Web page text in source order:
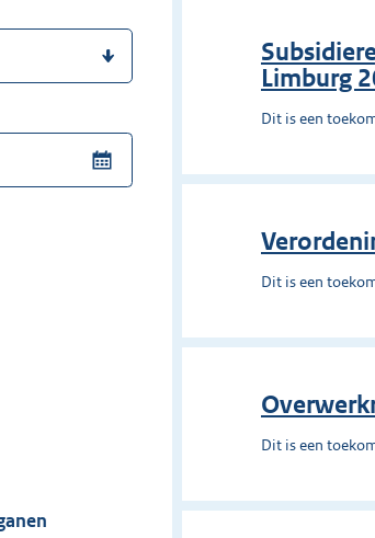
Limburg
Dit is een
Dit is een
Dit is een